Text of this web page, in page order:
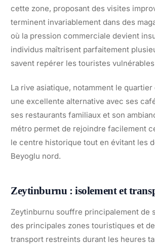
cette zone, proposant des visites
terminent invariablement dans des
où la pression commerciale devient
individus maîtrisent parfaitement
savent repérer les touristes
La rive asiatique, notamment le
une excellente alternative avec ses
ses restaurants familiaux et son
métro permet de rejoindre facilement
le centre historique tout en évitant les
Beyoglu nord.
Zeytinburnu : isolement et
Zeytinburnu souffre principalement de
des principales zones touristiques et
transport restreints durant les heures